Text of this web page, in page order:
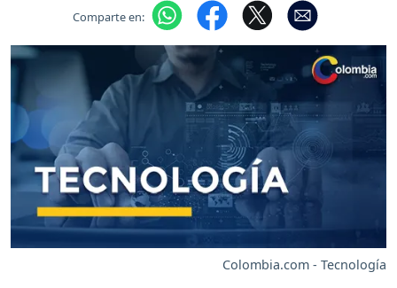
Comparte en:
Colombia.com - Tecnología